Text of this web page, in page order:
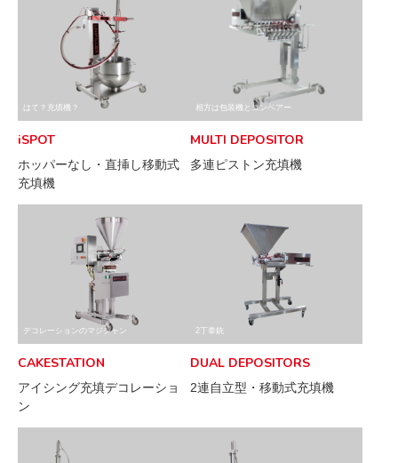
はて？充填機？
iSPOT
ホッパーなし・直挿し移動式
充填機
相方は包装機とコンベアー
MULTI DEPOSITOR
多連ピストン充填機
デコレーションのマジシャン
CAKESTATION
アイシング充填デコレーショ
ン
2丁拳銃
DUAL DEPOSITORS
2連自立型・移動式充填機